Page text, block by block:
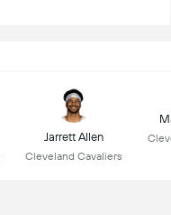
Jarrett Allen
Cleveland Cavaliers